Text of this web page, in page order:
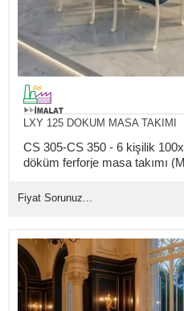
LXY 125 DOKUM MASA TAKIMI
CS 305-CS 350 - 6 kişilik
döküm ferforje masa takımı
Fiyat Sorunuz...